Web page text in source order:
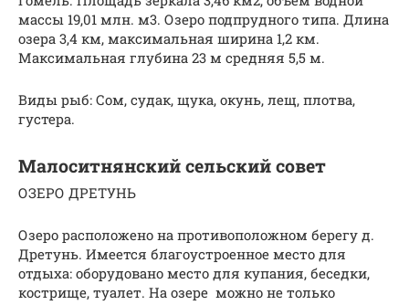
массы 19,01 млн. м3. Озеро подпрудного типа. Длина
озера 3,4 км, максимальная ширина 1,2 км.
Максимальная глубина 23 м средняя 5,5 м.
Виды рыб: Сом, судак, щука, окунь, лещ, плотва,
густера.
Малоситнянский сельский совет
ОЗЕРО ДРЕТУНЬ
Озеро расположено на противоположном берегу д.
Дретунь. Имеется благоустроенное место для
отдыха: оборудовано место для купания, беседки,
кострище, туалет. На озере можно не только